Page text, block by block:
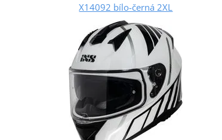
X14092 bílo-černá 2XL